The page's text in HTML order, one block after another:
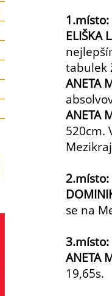
1.místo:
ELIŠKA
tabulek
ANETA
ANETA
520cm.
2.místo:
se na
3.místo:
ANETA
19,65s.